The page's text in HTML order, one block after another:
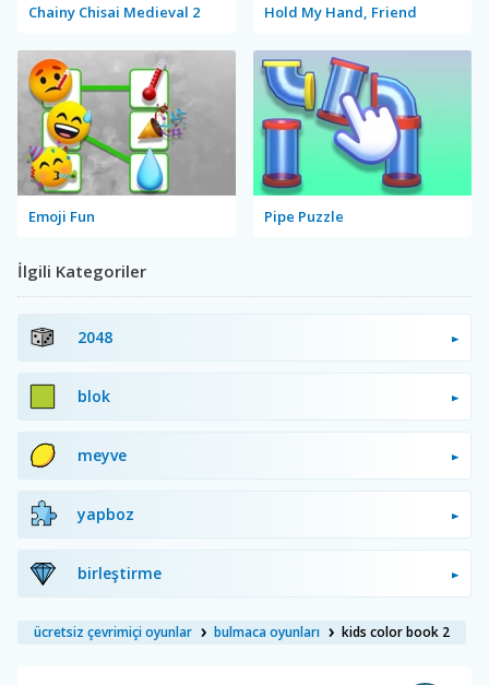
Chainy Chisai Medieval 2 Hold My Hand, Friend
Emoji Fun Pipe Puzzle
İlgili Kategoriler
2048
blok
meyve
yapboz
birleştirme
ücretsiz çevrimiçi oyunlar bulmaca oyunları kids color book 2